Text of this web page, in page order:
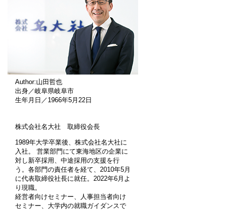
Author:山田哲也
出身／岐阜県岐阜市
生年月日／1966年5月22日
株式会社名大社 取締役会長
1989年大学卒業後、株式会社名大社に
入社。 営業部門にて東海地区の企業に
対し新卒採用、中途採用の支援を行
う。各部門の責任者を経て、2010年5月
に代表取締役社長に就任。2022年6月よ
り現職。
経営者向けセミナー、人事担当者向け
セミナー、大学内の就職ガイダンスで